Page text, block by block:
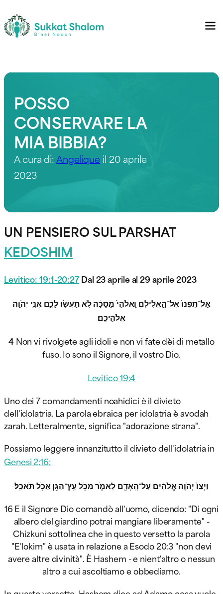
POSSO
CONSERVARE LA
MIA BIBBIA?
A cura di: Angelique il 20 aprile
2023
UN PENSIERO SUL PARSHAT
KEDOSHIM
Levitico: 19:1-20:27Dal 23 aprile al 29 aprile 2023
אַל־תִּפְנוּ֙ אֶל־הָ֣אֱלִילִ֔ם וֵֽאלֹהֵי֙ מַסֵּכָ֔ה לֹ֥א תַעֲשׂ֖וּ לָכֶ֑ם אֲנִ֖י יְהֹוָ֥ה
אֱלֹהֵיכֶֽם׃
4Non vi rivolgete agli idoli e non vi fate dèi di metallo
fuso. Io sono il Signore, il vostro Dio.
Levitico 19:4
Uno dei 7 comandamenti noahidici è il divieto
dell'idolatria. La parola ebraica per idolatria è avodah
zarah. Letteralmente, significa "adorazione strana".
Possiamo leggere innanzitutto il divieto dell'idolatria in
Genesi 2:16:
וַיְצַו֙ יְהֹוָ֣ה אֱלֹהִ֔ים עַל־הָֽאָדָ֖םלֵאמֹ֑ר מִכֹּ֥ל עֵֽץ־הַגָּ֖ן אָכֹ֥ל תֹּאכֵֽל׃
16 E il Signore Dio comandò all'uomo, dicendo: "Di ogni
albero del giardino potrai mangiare liberamente" -
Chizkuni sottolinea che in questo versetto la parola
"E'lokim" è usata in relazione a Esodo 20:3 "non devi
avere altre divinità". È Hashem - e nient'altro o nessun
altro a cui ascoltiamo e obbediamo.